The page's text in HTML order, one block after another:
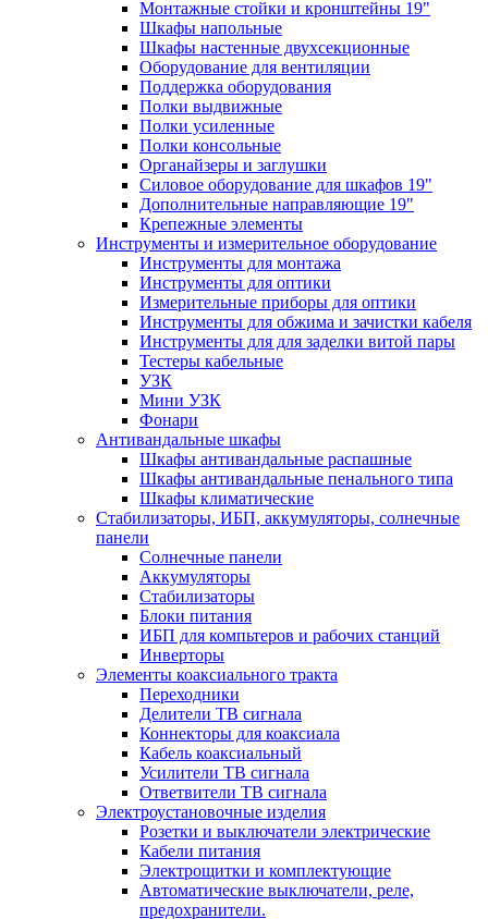
Монтажные стойки и кронштейны 19"
Шкафы напольные
Шкафы настенные двухсекционные
Оборудование для вентиляции
Поддержка оборудования
Полки выдвижные
Полки усиленные
Полки консольные
Органайзеры и заглушки
Силовое оборудование для шкафов 19"
Дополнительные направляющие 19"
Крепежные элементы
Инструменты и измерительное оборудование
Инструменты для монтажа
Инструменты для оптики
Измерительные приборы для оптики
Инструменты для обжима и зачистки кабеля
Инструменты для для заделки витой пары
Тестеры кабельные
УЗК
Мини УЗК
Фонари
Антивандальные шкафы
Шкафы антивандальные распашные
Шкафы антивандальные пенального типа
Шкафы климатические
Стабилизаторы, ИБП, аккумуляторы, солнечные
панели
Солнечные панели
Аккумуляторы
Стабилизаторы
Блоки питания
ИБП для компьтеров и рабочих станций
Инверторы
Элементы коаксиального тракта
Переходники
Делители ТВ сигнала
Коннекторы для коаксиала
Кабель коаксиальный
Усилители ТВ сигнала
Ответвители ТВ сигнала
Электроустановочные изделия
Розетки и выключатели электрические
Кабели питания
Электрощитки и комплектующие
Автоматические выключатели, реле,
предохранители.